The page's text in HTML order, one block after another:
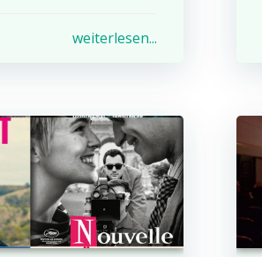
weiterlesen...